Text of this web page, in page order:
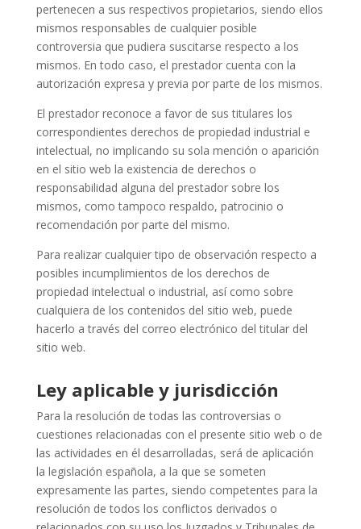
pertenecen a sus respectivos propietarios, siendo ellos
mismos responsables de cualquier posible
controversia que pudiera suscitarse respecto a los
mismos. En todo caso, el prestador cuenta con la
autorización expresa y previa por parte de los mismos.
El prestador reconoce a favor de sus titulares los
correspondientes derechos de propiedad industrial e
intelectual, no implicando su sola mención o aparición
en el sitio web la existencia de derechos o
responsabilidad alguna del prestador sobre los
mismos, como tampoco respaldo, patrocinio o
recomendación por parte del mismo.
Para realizar cualquier tipo de observación respecto a
posibles incumplimientos de los derechos de
propiedad intelectual o industrial, así como sobre
cualquiera de los contenidos del sitio web, puede
hacerlo a través del correo electrónico del titular del
sitio web.
Ley aplicable y jurisdicción
Para la resolución de todas las controversias o
cuestiones relacionadas con el presente sitio web o de
las actividades en él desarrolladas, será de aplicación
la legislación española, a la que se someten
expresamente las partes, siendo competentes para la
resolución de todos los conflictos derivados o